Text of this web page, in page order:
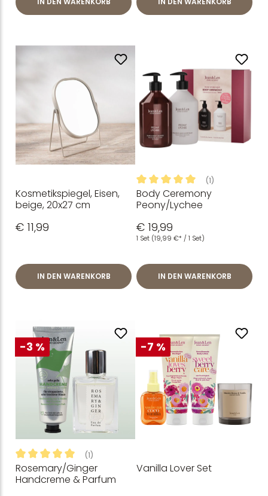
Kosmetikspiegel, Eisen,
beige, 20x27 cm
€ 11,99
IN DEN WARENKORB
Durchschnittliche
(1)
Body Ceremony
Peony/Lychee
€ 19,99
1 Set (19,99 €* / 1 Set)
IN DEN WARENKORB
-3 %
Durchschnittliche Bewertung von 5 von 5 Sternen
(1)
Rosemary/Ginger
Handcreme & Parfum
-7 %
Vanilla Lover Set